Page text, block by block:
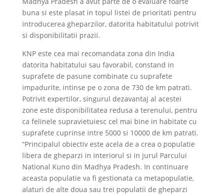
buna si este plasat in topul listei de prioritati pentru
introducerea gheparzilor, datorita habitatului potrivit
si disponibilitatii prazii.
KNP este cea mai recomandata zona din India
datorita habitatului sau favorabil, constand in
suprafete de pasune combinate cu suprafete
impadurite, intinse pe o zona de 730 de km patrati.
Potrivit expertilor, singurul dezavantaj al acestei
zone este disponibilitatea redusa a terenului, pentru
ca felinele supravietuiesc cel mai bine in habitate cu
suprafete cuprinse intre 5000 si 10000 de km patrati.
“Principalul obiectiv este acela de a crea o populatie
libera de gheparzi in interiorul si in jurul Parcului
National Kuno din Madhya Pradesh. In continuare
aceasta populatie va fi gestionata ca metapopulatie,
alaturi de alte doua sau trei populatii de gheparzi